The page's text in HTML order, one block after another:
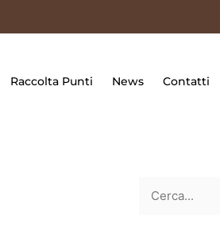
Raccolta Punti News Contatti